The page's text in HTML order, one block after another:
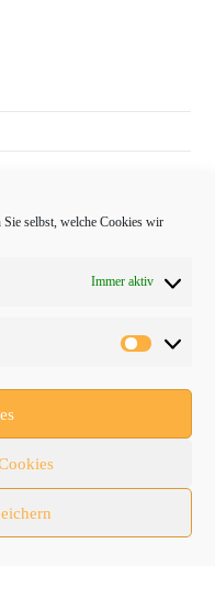
Sie selbst, welche Cookies wir
Immer aktiv